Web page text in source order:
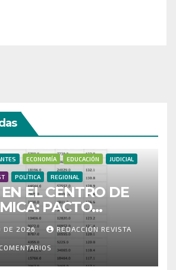
ECONOMÍA EDUCACIÓN JUDICIAL
POLÍTICA REGIONAL
EL CENTRO DE
PACTO
CUESTIONA
Y PIDE
PRESUNTO
DE 2026 REDACCIÓN REVISTA